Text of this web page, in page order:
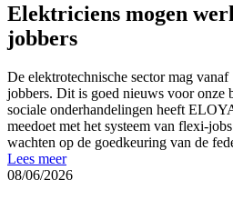
Elektriciens mogen
jobbers
De elektrotechnische sector mag
jobbers. Dit is goed nieuws voor onze
sociale onderhandelingen heeft
meedoet met het systeem van flexi-
wachten op de goedkeuring van de
Lees meer
08/06/2026